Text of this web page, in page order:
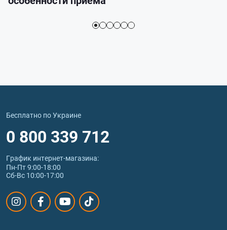
Бесплатно по Украине
0 800 339 712
График интернет‑магазина:
Пн-Пт 9:00-18:00
Сб-Вс 10:00-17:00